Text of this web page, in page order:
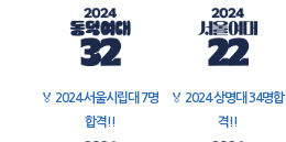
🏅 2024 서울시립대 7명
합격!!
🏅 2024 상명대 34명합
격!!